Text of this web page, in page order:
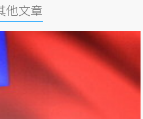
他文章